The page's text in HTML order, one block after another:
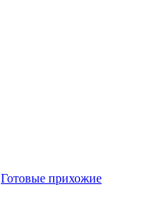
Готовые прихожие